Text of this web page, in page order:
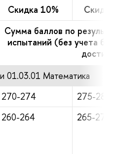
Скидка 10%
Сумма баллов по
испытаний (без учета
01.03.01 Математика
270-274
275-284
260-264 265-274